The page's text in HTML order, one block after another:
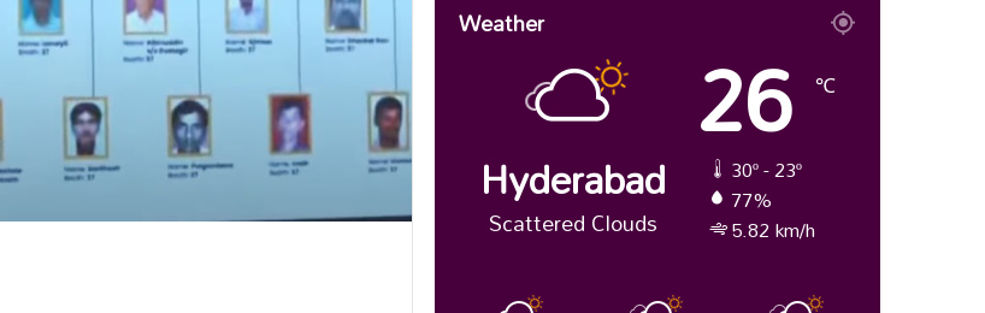
Weather
Hyderabad
Scattered Clouds
26 ℃
30º - 23º
77%
5.82 km/h